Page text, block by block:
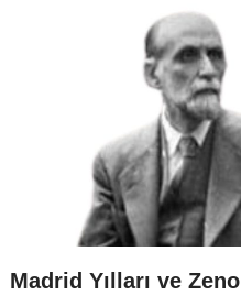
Madrid Yılları ve